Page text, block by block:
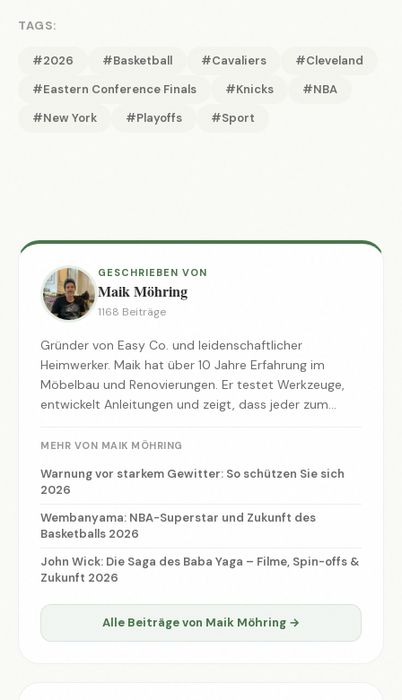
TAGS:
#2026 #Basketball #Cavaliers
#Cleveland
#Eastern Conference Finals
#Knicks
#NBA
#New York
#Playoffs #Sport
GESCHRIEBEN VON
Maik Möhring
1168 Beiträge
Gründer von Easy Co. und leidenschaftlicher
Heimwerker. Maik hat über 10 Jahre Erfahrung im
Möbelbau und Renovierungen. Er testet Werkzeuge,
entwickelt Anleitungen und zeigt, dass jeder zum
MEHR VON MAIK MÖHRING
Warnung vor starkem Gewitter: So schützen Sie sich
2026
Wembanyama: NBA-Superstar und Zukunft des
Basketballs 2026
John Wick: Die Saga des Baba Yaga – Filme, Spin-offs &
Zukunft 2026
Alle Beiträge von Maik Möhring →